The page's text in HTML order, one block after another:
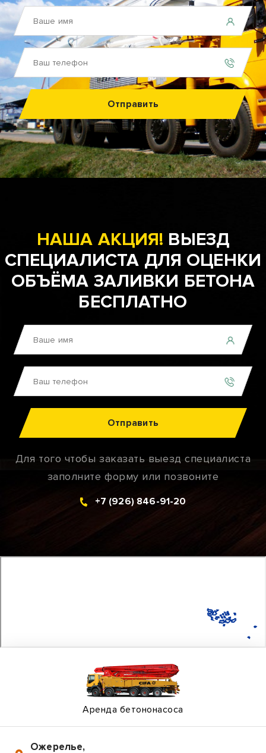
Отправить
НАША АКЦИЯ! ВЫЕЗД
СПЕЦИАЛИСТА ДЛЯ ОЦЕНКИ
ОБЪЁМА ЗАЛИВКИ БЕТОНА
БЕСПЛАТНО
Отправить
Для того чтобы заказать выезд специалиста
заполните форму или позвоните
+7 (926) 846-91-20
Аренда бетононасоса
Ожерелье,